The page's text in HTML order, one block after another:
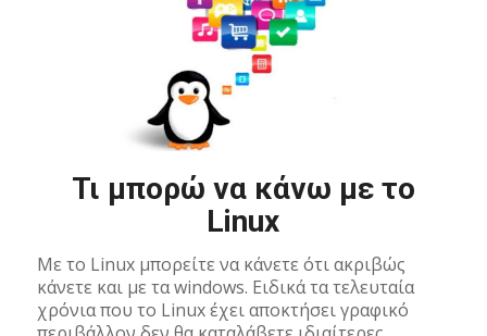
Τι μπορώ να κάνω με το
Linux
Με το Linux μπορείτε να κάνετε ότι ακριβώς
κάνετε και με τα windows. Ειδικά τα τελευταία
χρόνια που το Linux έχει αποκτήσει γραφικό